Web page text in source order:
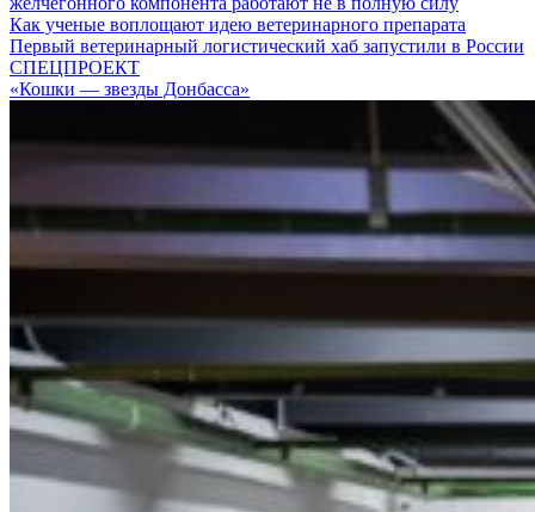
Как ученые воплощают идею ветеринарного препарата
Первый ветеринарный логистический хаб запустили в России
СПЕЦПРОЕКТ
«Кошки — звезды Донбасса»